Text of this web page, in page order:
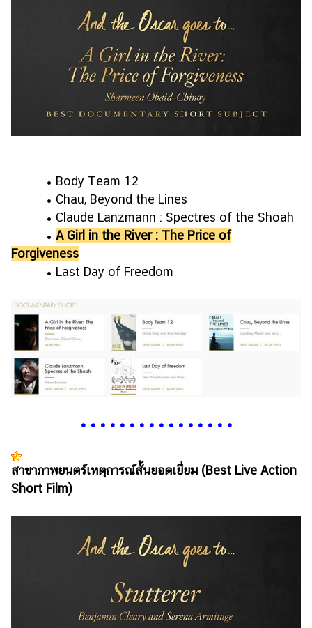
• Body Team 12
• Chau, Beyond the Lines
• Claude Lanzmann : Spectres of the Shoah
• A Girl in the River : The Price of
Forgiveness
• Last Day of Freedom
• • • • • • • • • • • • • • • •
สาขาภาพยนตร์เหตุการณ์สั้นยอดเยี่ยม (Best Live Action
Short Film)